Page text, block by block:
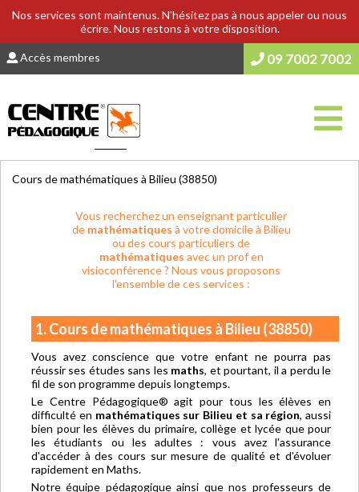
Nos services sont maintenus. N'hésitez pas à nous appeler ou nous
écrire. Nous restons à votre disposition.
Accès membres 09 7002 7002
Cours de mathématiques à Bilieu (38850)
Vous recherchez un enseignant particulier
de mathématiques à votre domicile à Bilieu
ou des cours particuliers de
mathématiques avec un prof en
visioconférence ? Nous vous proposons
l’ensemble de ces services :
1. Cours de mathématiques à Bilieu (38850)
Vous avez conscience que votre enfant ne pourra pas
réussir ses études sans les maths, et pourtant, il a perdu le
fil de son programme depuis longtemps.
Le Centre Pédagogique® agit pour tous les élèves en
difficulté en mathématiques sur Bilieu et sa région, aussi
bien pour les élèves du primaire, collège et lycée que pour
les étudiants ou les adultes : vous avez l'assurance
d'accéder à des cours sur mesure de qualité et d'évoluer
rapidement en Maths.
Notre équipe pédagogique ainsi que nos professeurs de